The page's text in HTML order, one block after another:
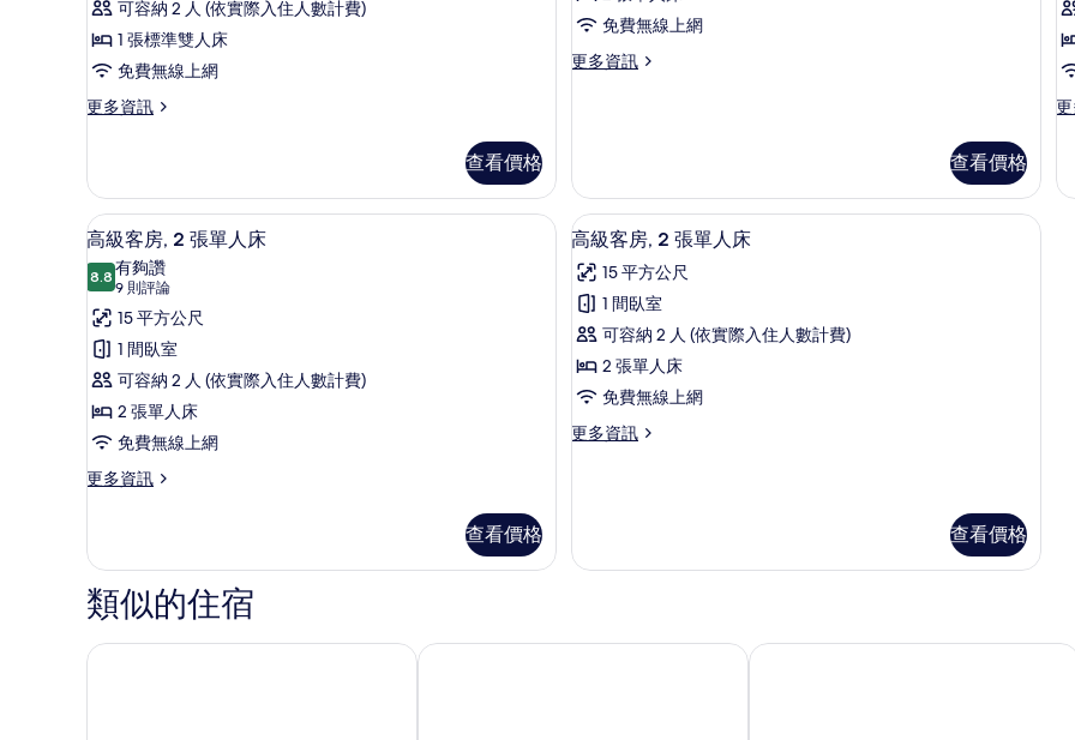
件
房,
1
張
標
人
床
的
所
有
相
片
可容納 2 人 (依實際入住人數計費)
1 張標準雙人床
免費無線上網
更多資訊
更
客
房,
1
標
雙
人
床
的
詳
查看價格
房,
張
的
所
有
相
片
免費無線上網
更多資訊
更
2
張
單
人
床
的
詳
情
查看價格
1
更
客
顯
示
高
級
客
房,
2
張
單
的
所
有
相
客房內保險箱、筆電工作空間、遮光布/窗簾、免費無線上網
10
高級客房, 2 張單人床
8.88.8 分，滿分 10 分
有夠讚
9 則評論
(9
則
評
論)
15 平方公尺
1 間臥室
可容納 2 人 (依實際入住人數計費)
2 張單人床
免費無線上網
更多資訊
更
客
房,
2
張
單
查看價格
顯
示
高
級
客
房,
張
的
客房內保險箱、筆電工作空間、遮光
9
高級客房, 2 張單人床
15 平方公尺
1 間臥室
可容納 2 人 (依實際入住人數計費)
2 張單人床
免費無線上網
更多資訊
更
2
床
查看價格
類似的住宿
新加坡武吉士美居飯店 新加坡溫德姆飯店 新加坡卡爾頓飯店